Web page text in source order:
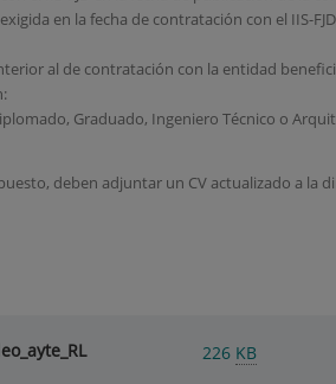
en la fecha de contratación con el IIS-
al de contratación con la entidad
Graduado, Ingeniero Técnico o
deben adjuntar un CV actualizado a la
226 KB